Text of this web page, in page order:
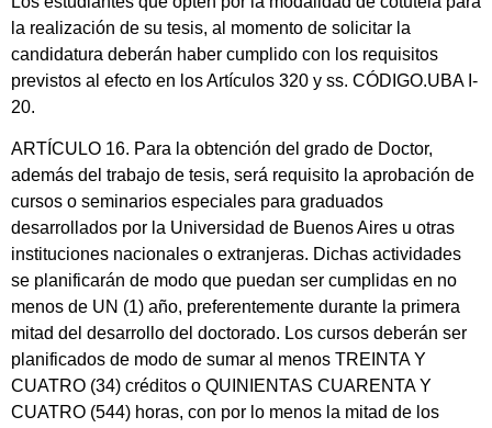
la realización de su tesis, al momento de solicitar la
candidatura deberán haber cumplido con los requisitos
previstos al efecto en los Artículos 320 y ss. CÓDIGO.UBA I-
20.
ARTÍCULO 16. Para la obtención del grado de Doctor,
además del trabajo de tesis, será requisito la aprobación de
cursos o seminarios especiales para graduados
desarrollados por la Universidad de Buenos Aires u otras
instituciones nacionales o extranjeras. Dichas actividades
se planificarán de modo que puedan ser cumplidas en no
menos de UN (1) año, preferentemente durante la primera
mitad del desarrollo del doctorado. Los cursos deberán ser
planificados de modo de sumar al menos TREINTA Y
CUATRO (34) créditos o QUINIENTAS CUARENTA Y
CUATRO (544) horas, con por lo menos la mitad de los